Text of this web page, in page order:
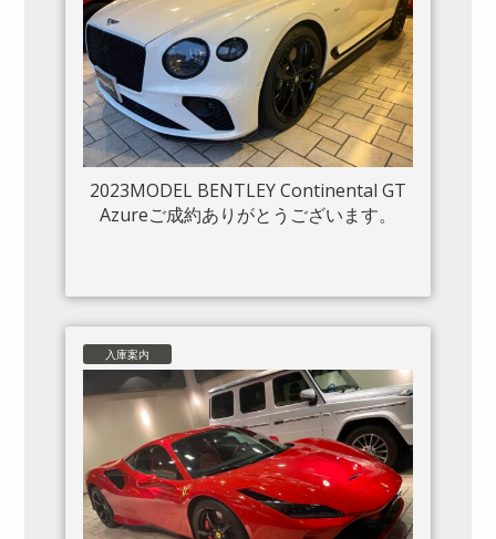
2023MODEL BENTLEY Continental GT
Azureご成約ありがとうございます。
入庫案内